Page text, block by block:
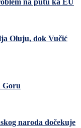
Oluju, dok Vučić
Goru
naroda dočekuje